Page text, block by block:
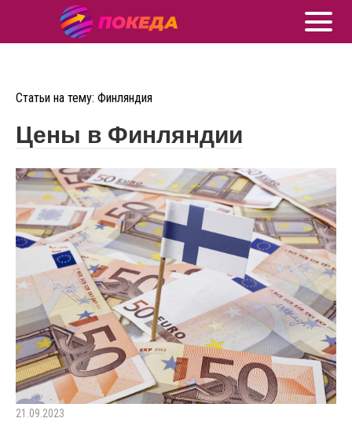
Статьи на тему: Финляндия
Цены в Финляндии
21.09.2023